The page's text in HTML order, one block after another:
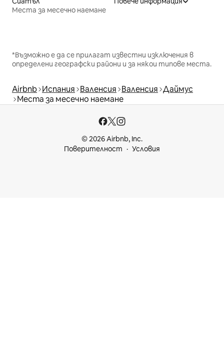
Места за месечно наемане
*Възможно е да се прилагат известни изключения в
определени географски райони и за някои типове места.
Airbnb Испания Валенсия Валенсия Даймус
Места за месечно наемане
© 2026 Airbnb, Inc.
Поверителност
Условия